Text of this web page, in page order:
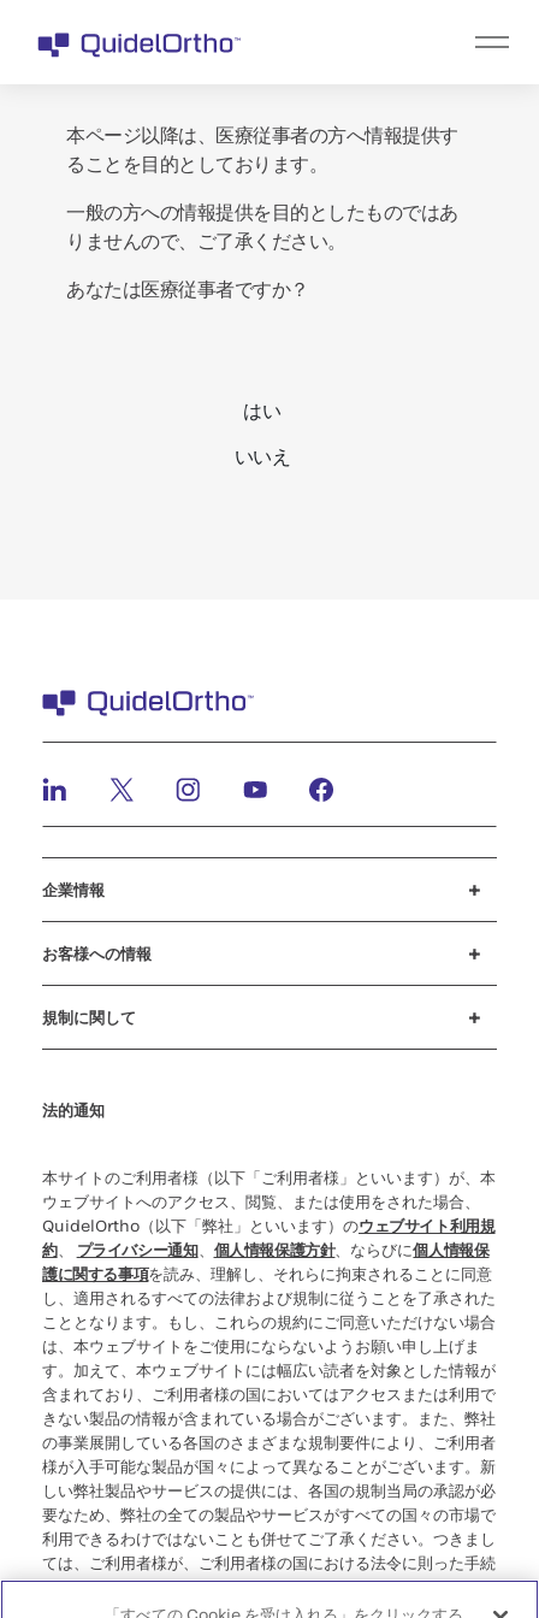
本ページ以降は、医療従事者の方へ情報提供す
ることを目的としております。
一般の方への情報提供を目的としたものではあ
りませんので、ご了承ください。
あなたは医療従事者ですか？
はい
いいえ
企業情報
お客様への情報
規制に関して
法的通知
本サイトのご利用者様（以下「ご利用者様」といいます）が、本
ウェブサイトへのアクセス、閲覧、または使用をされた場合、
QuidelOrtho（以下「弊社」といいます）のウェブサイト利用規
約、 プライバシー通知、 個人情報保護方針、ならびに個人情報保
護に関する事項を読み、理解し、それらに拘束されることに同意
し、適用されるすべての法律および規制に従うことを了承された
こととなります。もし、これらの規約にご同意いただけない場合
は、本ウェブサイトをご使用にならないようお願い申し上げま
す。加えて、本ウェブサイトには幅広い読者を対象とした情報が
含まれており、ご利用者様の国においてはアクセスまたは利用で
きない製品の情報が含まれている場合がございます。また、弊社
の事業展開している各国のさまざまな規制要件により、ご利用者
様が入手可能な製品が国々によって異なることがございます。新
しい弊社製品やサービスの提供には、各国の規制当局の承認が必
要なため、弊社の全ての製品やサービスがすべての国々の市場で
利用できるわけではないことも併せてご了承ください。つきまし
ては、ご利用者様が、ご利用者様の国における法令に則った手続
き、規制、登録、または使用に準拠していない可能性のある情報
にアクセスすることについて、弊社が一切の責任を負わないこと